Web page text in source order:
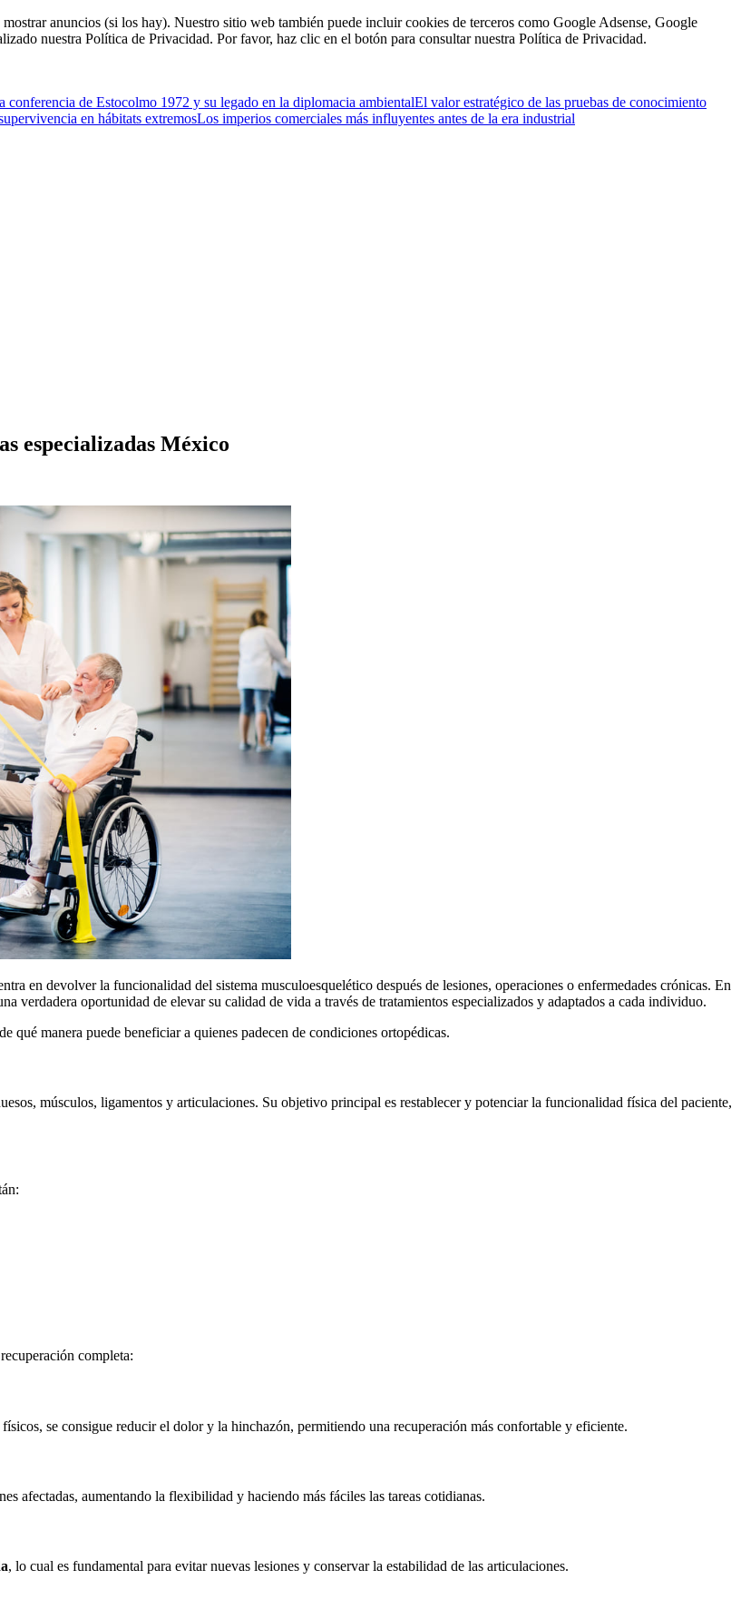
anuncios (si los hay). Nuestro sitio web también puede incluir cookies de terceros como Google Adsense, Google
nuestra Política de Privacidad. Por favor, haz clic en el botón para consultar nuestra Política de Privacidad.
conferencia de Estocolmo 1972 y su legado en la diplomacia ambientalEl valor estratégico de las pruebas de conocimiento
en hábitats extremosLos imperios comerciales más influyentes antes de la era industrial
especializadas México
en devolver la funcionalidad del sistema musculoesquelético después de lesiones, operaciones o enfermedades crónicas. En
verdadera oportunidad de elevar su calidad de vida a través de tratamientos especializados y adaptados a cada individuo.
qué manera puede beneficiar a quienes padecen de condiciones ortopédicas.
músculos, ligamentos y articulaciones. Su objetivo principal es restablecer y potenciar la funcionalidad física del paciente,
completa:
se consigue reducir el dolor y la hinchazón, permitiendo una recuperación más confortable y eficiente.
afectadas, aumentando la flexibilidad y haciendo más fáciles las tareas cotidianas.
, lo cual es fundamental para evitar nuevas lesiones y conservar la estabilidad de las articulaciones.